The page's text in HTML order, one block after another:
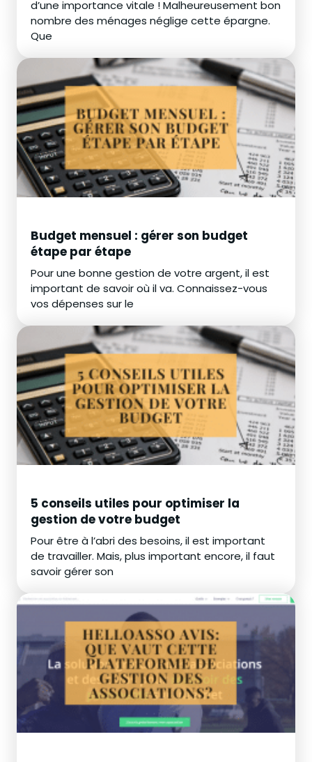
d’une importance vitale ! Malheureusement bon
nombre des ménages néglige cette épargne.
Que
Budget mensuel : gérer son budget
étape par étape
Pour une bonne gestion de votre argent, il est
important de savoir où il va. Connaissez-vous
vos dépenses sur le
5 conseils utiles pour optimiser la
gestion de votre budget
Pour être à l’abri des besoins, il est important
de travailler. Mais, plus important encore, il faut
savoir gérer son